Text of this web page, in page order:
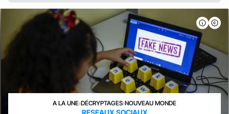
A LA UNE›DÉCRYPTAGES›NOUVEAU MONDE
RESEAUX SOCIAUX